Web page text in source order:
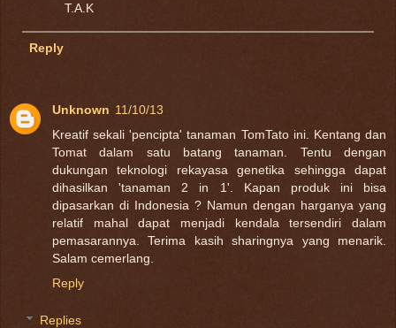
T.A.K
Reply
Unknown 11/10/13
Kreatif sekali 'pencipta' tanaman TomTato ini. Kentang dan
Tomat dalam satu batang tanaman. Tentu dengan
dukungan teknologi rekayasa genetika sehingga dapat
dihasilkan 'tanaman 2 in 1'. Kapan produk ini bisa
dipasarkan di Indonesia ? Namun dengan harganya yang
relatif mahal dapat menjadi kendala tersendiri dalam
pemasarannya. Terima kasih sharingnya yang menarik.
Salam cemerlang.
Reply
Replies